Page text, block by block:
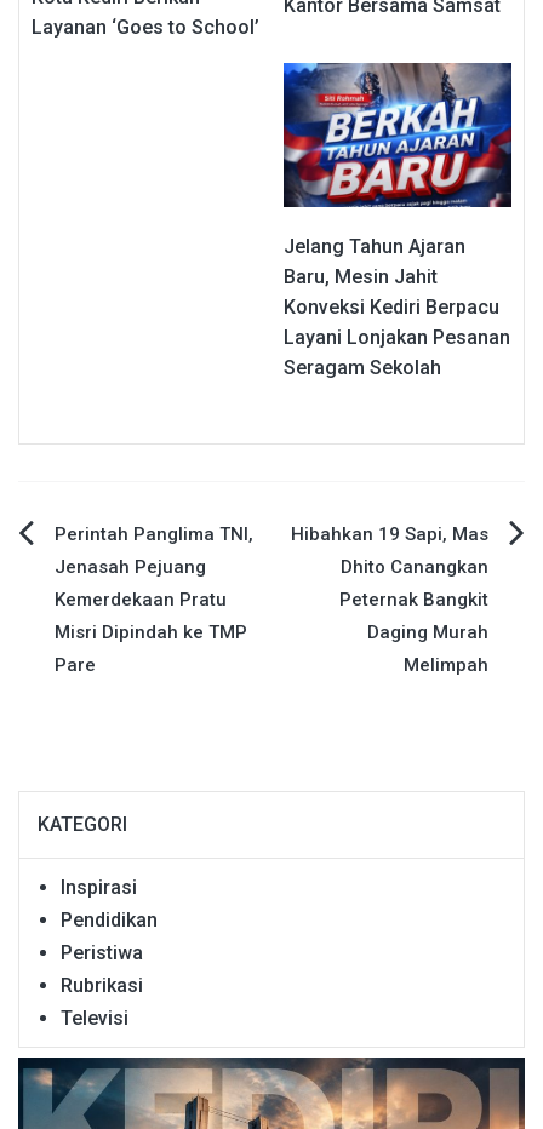
Layanan ‘Goes to School’
Kantor Bersama Samsat
Jelang Tahun Ajaran
Baru, Mesin Jahit
Konveksi Kediri Berpacu
Layani Lonjakan Pesanan
Seragam Sekolah
Navigasi
pos
Perintah Panglima TNI,
Jenasah Pejuang
Kemerdekaan Pratu
Misri Dipindah ke TMP
Pare
Hibahkan 19 Sapi, Mas
Dhito Canangkan
Peternak Bangkit
Daging Murah
Melimpah
KATEGORI
Inspirasi
Pendidikan
Peristiwa
Rubrikasi
Televisi